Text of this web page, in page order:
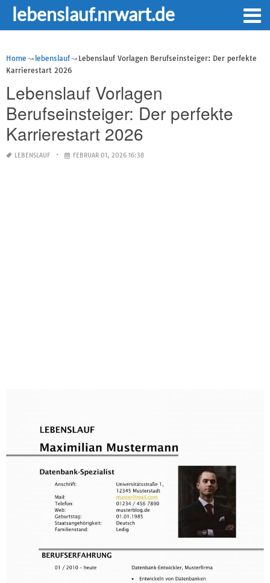
lebenslauf.nrwart.de
Home lebenslauf
Lebenslauf Vorlagen Berufseinsteiger: Der perfekte
Karrierestart 2026
Lebenslauf Vorlagen
Berufseinsteiger: Der perfekte
Karrierestart 2026
LEBENSLAUF FEBRUAR 01, 2026 16:38